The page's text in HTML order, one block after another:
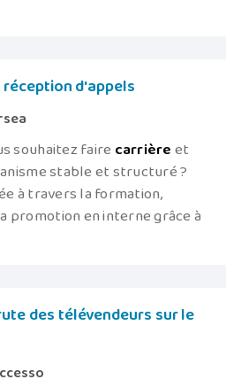
d'appels
souhaitez faire carrièreet
stable et structuré ?
à travers la formation,
promotion en interne grâce à
des télévendeurs sur le